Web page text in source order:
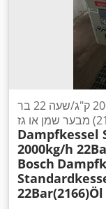
דוד קיטור סטנדרטי 2000 ק"ג/שעה 22 בר
Dampfkessel
2000kg/h
Bosch